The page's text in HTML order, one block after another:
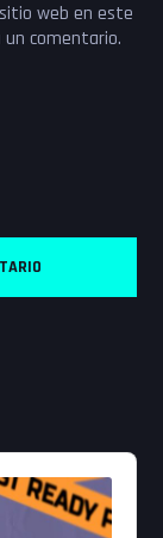
web en este
comentario.